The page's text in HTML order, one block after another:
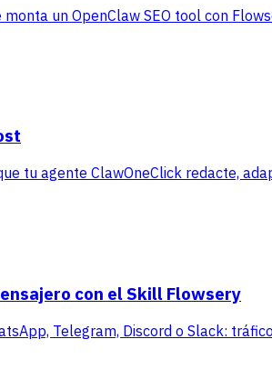
un OpenClaw SEO tool con
tu agente ClawOneClick redacte,
con el Skill Flowsery
Telegram, Discord o Slack: